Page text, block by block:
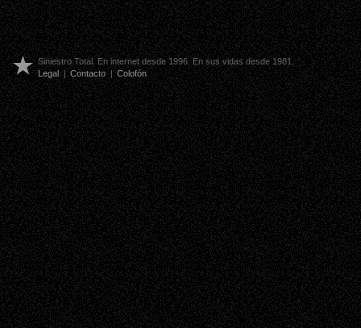
Siniestro Total. En internet desde 1996. En sus vidas desde 1981.
Legal | Contacto | Colofón